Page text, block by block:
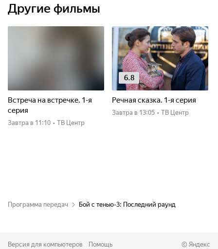
Другие фильмы
Встреча на встречке. 1-я
серия
Завтра в 11:10 • ТВ Центр
6.8
Речная сказка. 1-я серия
Завтра в 13:05 • ТВ Центр
Программа передач Бой с тенью-3: Последний раунд
Версия для компьютеров Помощь © Яндекс